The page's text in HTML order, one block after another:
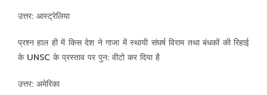
उत्तर: आस्ट्रेलिया
प्रश्न हाल ही में किस देश ने गाजा में स्‍थायी संघर्ष विराम तथा बंधकों की रिहाई
के UNSC के प्रस्‍ताव पर पुन: वीटो कर दिया है
उत्तर: अमेरिका